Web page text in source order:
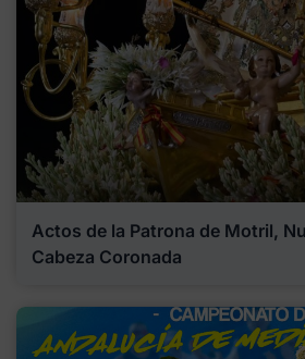
Actos de la Patrona de Motril,
Cabeza Coronada